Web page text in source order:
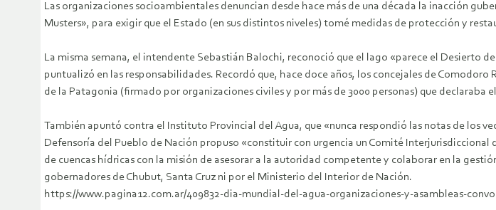
Las organizaciones socioambientales denuncian desde hace más de una década la inacción
Musters», para exigir que el Estado (en sus distintos niveles) tomé medidas de protección y
La misma semana, el intendente Sebastián Balochi, reconoció que el lago «parece el Desierto
puntualizó en las responsabilidades. Recordó que, hace doce años, los concejales de
de la Patagonia (firmado por organizaciones civiles y por más de 3000 personas) que
También apuntó contra el Instituto Provincial del Agua, que «nunca respondió las notas de los
Defensoría del Pueblo de Nación propuso «constituir con urgencia un Comité Interjurisdiccional
de cuencas hídricas con la misión de asesorar a la autoridad competente y colaborar en la
gobernadores de Chubut, Santa Cruz ni por el Ministerio del Interior de Nación.
https://www.pagina12.com.ar/409832-dia-mundial-del-agua-organizaciones-y-asambleas-